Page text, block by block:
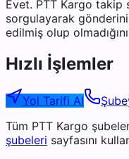
Evet. PTT Kargo takip
sorgulayarak
edilmiş olup
Hızlı İşlemler
Yol Tarifi Al
Tüm PTT Kargo
şubeleri sayfasını